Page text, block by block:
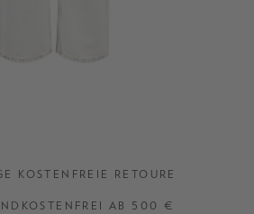
KOSTENFREIE RETOURE
AB 500 €